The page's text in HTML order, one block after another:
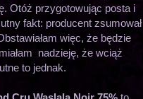
Otóż przygotowując posta i
fakt: producent zsumował
więc, że będzie
nadzieję, że wciąż
to jednak.